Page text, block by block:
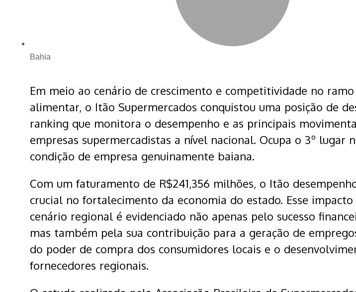
Bahia
Em meio ao cenário de crescimento e competitividade no
alimentar, o Itão Supermercados conquistou uma posição de
ranking que monitora o desempenho e as principais
empresas supermercadistas a nível nacional. Ocupa o 3º lugar
condição de empresa genuinamente baiana.
Com um faturamento de R$241,356 milhões, o Itão
crucial no fortalecimento da economia do estado. Esse
cenário regional é evidenciado não apenas pelo sucesso
mas também pela sua contribuição para a geração de
do poder de compra dos consumidores locais e o
fornecedores regionais.